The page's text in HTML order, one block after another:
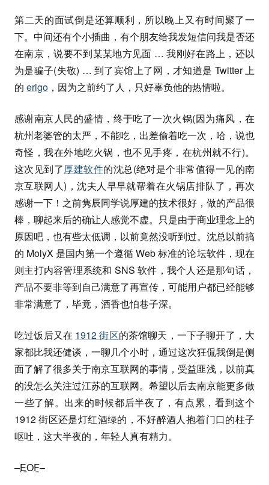
第二天的面试倒是还算顺利，所以晚上又有时间聚了一
下。中间还有个小插曲，有个朋友给我发短信问我是否还
在南京，说要不到某某地方见面 … 我刚好在路上，还以
为是骗子(失敬) … 到了宾馆上了网，才知道是 Twitter 上
的 erigo ，因为之前约了人，只好辜负他的热情啦。
感谢南京人民的盛情，终于吃了一次火锅(因为痛风，在
杭州老婆管的太严，不能吃，出差偷着吃一次，哈，说也
奇怪，我在外地吃火锅，也不见手疼，在杭州就不行)。
这次见到了厚建软件的沈总(绝对是个非常值得一见的南
京互联网人)，沈夫人早早就帮着在火锅店排队了，再次
感谢一下！之前隽辰同学说厚建的技术很好，做的产品很
棒，聊起来后的确让人感觉不虚。只是由于商业理念上的
原因吧，也有些太低调，以前竟然没听到过。沈总以前搞
的 MolyX 是国内第一个遵循 Web 标准的论坛软件，现在
则主打内容管理系统和 SNS 软件，我个人还是那句话，
产品不要非等到自己满意了再宣传，可能用户都已经能够
非常满意了，毕竟，酒香也怕巷子深。
吃过饭后又在 1912 街区的茶馆聊天，一下子聊开了，大
家都比我还健谈，一聊几个小时，通过这次狂侃我倒是侧
面了解了很多关于南京互联网的事情，受益匪浅，以前真
的没怎么关注过江苏的互联网。希望以后去南京能更多做
一些了解。出来的时候都后半夜了，有点累，看到这个
1912 街区还是灯红酒绿的，不好醉酒人抱着门口的柱子
呕吐，这大半夜的，年轻人真有精力。
–EOF–